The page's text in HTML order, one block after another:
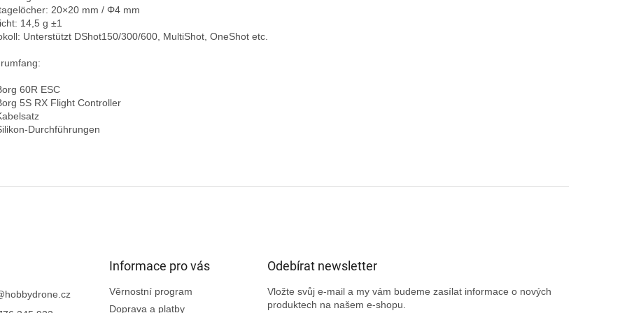
20×20 mm / Φ4 mm
14,5 g ±1
Unterstützt DShot150/300/600, MultiShot, OneShot etc.
60R ESC
5S RX Flight Controller
Durchführungen
hobbydrone.cz
Informace pro vás
Věrnostní program
Doprava a platby
Odebírat newsletter
Vložte svůj e-mail a my vám budeme zasílat informace o nových
produktech na našem e-shopu.